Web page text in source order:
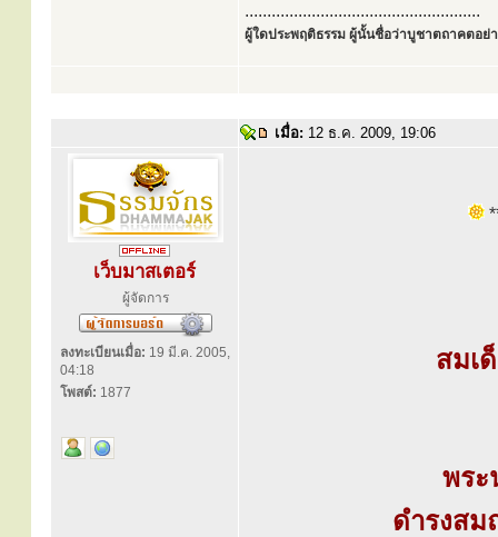
.....................................................
ผู้ใดประพฤติธรรม ผู้นั้นชื่อว่าบูชาตถาคตอย่า
เมื่อ: 12 ธ.ค. 2009, 19:06
เว็บมาสเตอร์
ผู้จัดการ
ลงทะเบียนเมื่อ: 19 มี.ค. 2005,
04:18
โพสต์: 1877
สมเ
พระ
ดำรงส